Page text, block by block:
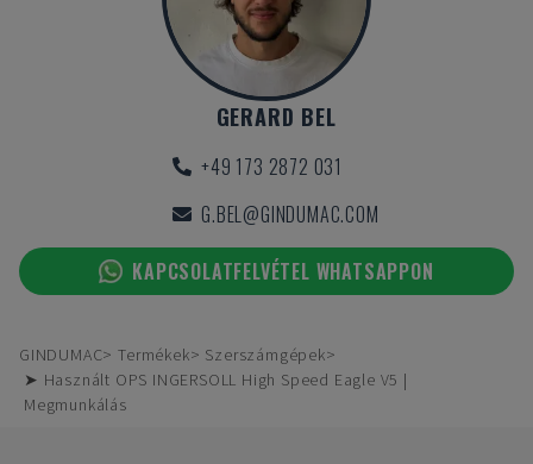
GERARD BEL
+49 173 2872 031
G.BEL@GINDUMAC.COM
KAPCSOLATFELVÉTEL WHATSAPPON
GINDUMAC Termékek
Szerszámgépek
➤ Használt OPS INGERSOLL High Speed Eagle V5 |
Megmunkálás